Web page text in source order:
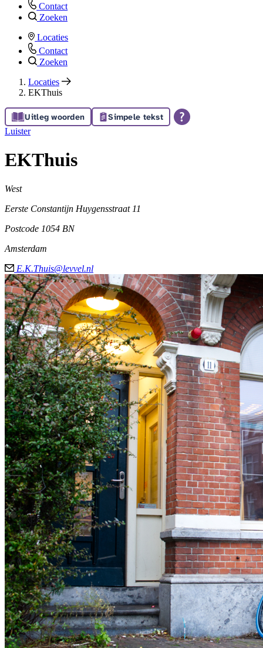
Contact
Zoeken
Locaties
Contact
Zoeken
Locaties
EKThuis
Uitleg woorden Simpele tekst
Luister
EKThuis
West
Eerste Constantijn Huygensstraat 11
Postcode 1054 BN
Amsterdam
E.K.Thuis@levvel.nl